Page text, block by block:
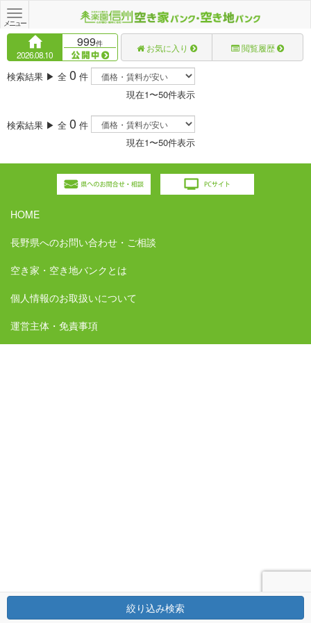
Toggle
navigation
メニュー
2026.08.10
999件 お気に入り 閲覧履歴
検索結果 ▶ 全 0 件
現在1〜50件表示
検索結果 ▶ 全 0 件
現在1〜50件表示
絞り込み検索
HOME
長野県へのお問い合わせ・ご相談
空き家・空き地バンクとは
個人情報のお取扱いについて
運営主体・免責事項